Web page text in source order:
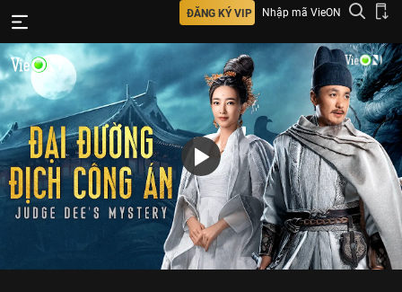
ĐĂNG KÝ VIP Nhập mã VieON